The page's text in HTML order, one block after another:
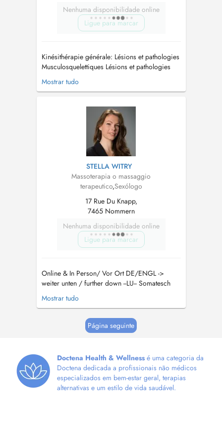
Nenhuma disponibilidade online
Ligue para marcar
Kinésithérapie générale: Lésions et pathologies
Musculosquelettiques Lésions et pathologies
Neurologiques Kinesitherapie pédiatrique
Kinésithérapie Cardio-respiratoire (du bébé à
Ergonomie et Santé au Travail Gestion de la
Douleur chronique Oncologie Dra...
Mostrar tudo
STELLA WITRY
Massoterapia o massaggio
terapeutico,Sexólogo
17 Rue Du Knapp,
7465 Nommern
Nenhuma disponibilidade online
Ligue para marcar
Online & In Person/ Vor Ort DE/ENGL ->
weiter unten / further down --LU-- Somatesch
Sexualtherapie & Trauma-informéiert
Kierperaarbecht Ech begleeden
méi Selbstbewosstsinn, bannenzeger
Sécherheet an engem erfëllte Liewen. Mäin
Mostrar tudo
Página seguinte
Doctena Health & Wellness é uma categoria da
Doctena dedicada a profissionais não médicos
especializados em bem-estar geral, terapias
alternativas e um estilo de vida saudável.